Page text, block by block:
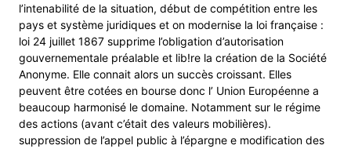
l’intenabilité de la situation, début de compétition entre les
pays et système juridiques et on modernise la loi française :
loi 24 juillet 1867 supprime l’obligation d’autorisation
gouvernementale préalable et lib!re la création de la Société
Anonyme. Elle connait alors un succès croissant. Elles
peuvent être cotées en bourse donc l’ Union Européenne a
beaucoup harmonisé le domaine. Notamment sur le régime
des actions (avant c’était des valeurs mobilières).
suppression de l’appel public à l’épargne e modification des